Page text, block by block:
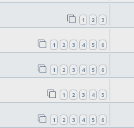
1 2 3
1 2 3 4 5 6
1 2 3 4 5 6
1 2 3 4 5
1 2 3 4 5 6